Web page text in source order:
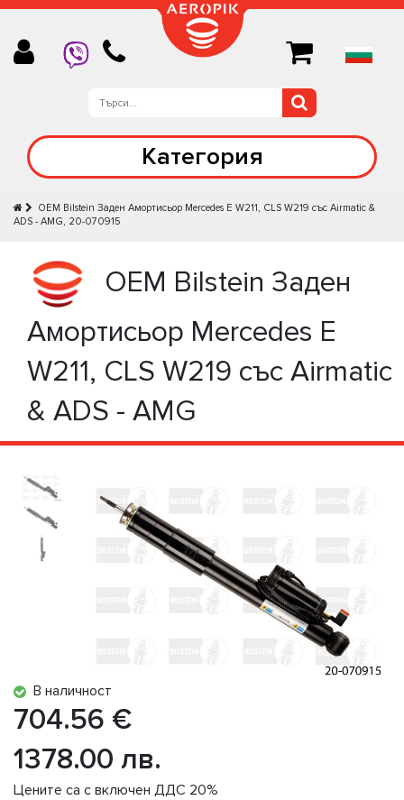
Категория
OEM Bilstein Заден Амортисьор Mercedes E W211, CLS W219 със Airmatic &
ADS - AMG, 20-070915
OEM Bilstein Заден
Амортисьор Mercedes E
W211, CLS W219 със Airmatic
& ADS - AMG
В наличност
704.56 €
1378.00 лв.
Цените са с включен ДДС 20%